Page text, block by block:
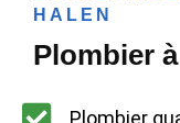
HALEN
Plombier
Plombier